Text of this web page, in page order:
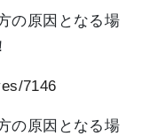
の原因となる場
7146
の原因となる場